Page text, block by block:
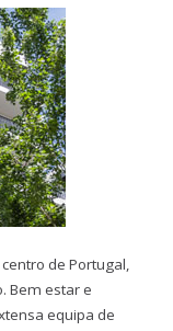
de Portugal,
Bem estar e
equipa de